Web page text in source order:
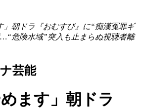
」朝ドラ『おむすび』に“痴漢冤罪ギ
危険水域”突入も止まらぬ視聴者離
芸能
めます」朝ドラ